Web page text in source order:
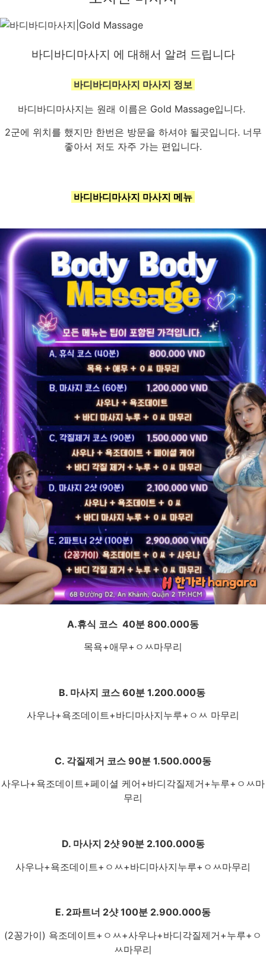
바디바디마사지 에 대해서 알려 드립니다
바디바디마사지 마사지 정보
바디바디마사지는 원래 이름은 Gold Massage입니다.
2군에 위치를 했지만 한번은 방문을 하셔야 될곳입니다. 너무
좋아서 저도 자주 가는 편입니다.
바디바디마사지 마사지 메뉴
A.휴식 코스 40분 800.000동
목욕+애무+ㅇㅆ마무리
B. 마사지 코스 60분 1.200.000동
사우나+욕조데이트+바디마사지누루+ㅇㅆ 마무리
C. 각질제거 코스 90분 1.500.000동
사우나+욕조데이트+페이셜 케어+바디각질제거+누루+ㅇㅆ마
무리
D. 마사지 2샷 90분 2.100.000동
사우나+욕조데이트+ㅇㅆ+바디마사지누루+ㅇㅆ마무리
E. 2파트너 2샷 100분 2.900.000동
(2꽁가이) 욕조데이트+ㅇㅆ+사우나+바디각질제거+누루+ㅇ
ㅆ마무리